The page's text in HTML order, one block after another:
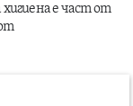
е част от